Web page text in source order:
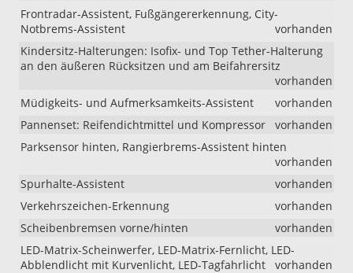
Frontradar-Assistent, Fußgängererkennung, City-
Notbrems-Assistent
vorhanden
Kindersitz-Halterungen: Isofix- und Top Tether-Halterung
an den äußeren Rücksitzen und am Beifahrersitz
vorhanden
Müdigkeits- und Aufmerksamkeits-Assistent
vorhanden
Pannenset: Reifendichtmittel und Kompressor
vorhanden
Parksensor hinten, Rangierbrems-Assistent hinten
vorhanden
Spurhalte-Assistent
vorhanden
Verkehrszeichen-Erkennung
vorhanden
Scheibenbremsen vorne/hinten
vorhanden
LED-Matrix-Scheinwerfer, LED-Matrix-Fernlicht, LED-
Abblendlicht mit Kurvenlicht, LED-Tagfahrlicht
vorhanden